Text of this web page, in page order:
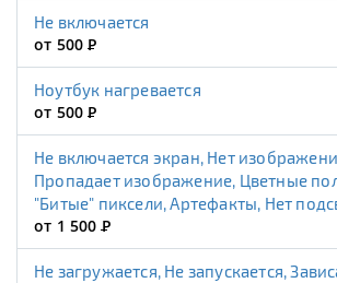
Не включается
от 500Р
Ноутбук нагревается
от 500Р
Не включается экран, Нет
Пропадает изображение, Цветные
"Битые" пиксели, Артефакты, Нет
от 1 500Р
Не загружается, Не запускается,